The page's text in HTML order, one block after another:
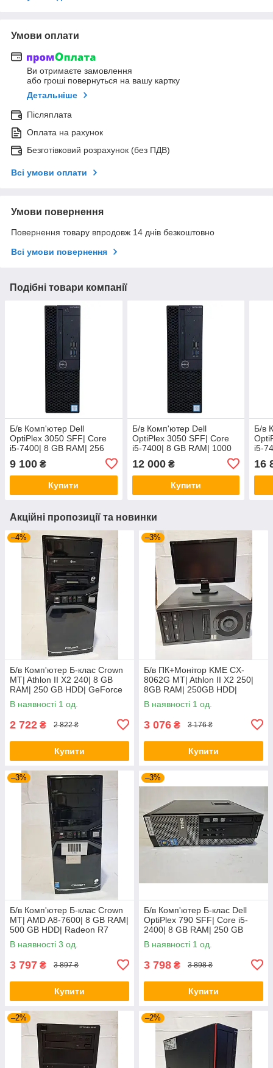
Умови оплати
Ви отримаєте замовлення
або гроші повернуться на вашу картку
Детальніше
Післяплата
Оплата на рахунок
Безготівковий розрахунок (без ПДВ)
Всі умови оплати
Умови повернення
Повернення товару впродовж 14 днів безкоштовно
Всі умови повернення
Подібні товари компанії
Б/в Комп'ютер Dell
OptiPlex 3050 SFF| Core
i5-7400| 8 GB RAM| 256
9 100 ₴
Купити
Б/в Комп'ютер Dell
OptiPlex 3050 SFF| Core
i5-7400| 8 GB RAM| 1000
12 000₴
Купити
Б/в
i5-
16
Акційні пропозиції та новинки
–4%
Б/в Комп'ютер Б-клас Crown
MT| Athlon II X2 240| 8 GB
RAM| 250 GB HDD| GeForce
GT 440 1GB
В наявності 1 од.
2 722 ₴ 2 822 ₴
Купити
–3%
Б/в ПК+Монітор KME CX-
8062G MT| Athlon II X2 250|
8GB RAM| 250GB HDD|
7025+Phil 160E| 16" 1366x768
| VGA
В наявності 1 од.
3 076 ₴ 3 176 ₴
Купити
–3%
Б/в Комп'ютер Б-клас Crown
MT| AMD A8-7600| 8 GB RAM|
500 GB HDD| Radeon R7
В наявності 3 од.
3 797 ₴ 3 897 ₴
Купити
–3%
Б/в Комп'ютер Б-клас Dell
OptiPlex 790 SFF| Core i5-
2400| 8 GB RAM| 250 GB
HDD| GeForce GT 610 2GB
В наявності 1 од.
3 798 ₴ 3 898 ₴
Купити
–2% –2%